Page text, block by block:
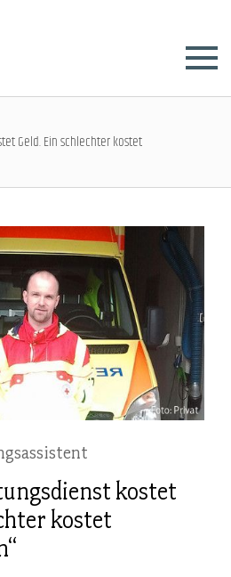
Geld. Ein schlechter kostet
kostet
kostet